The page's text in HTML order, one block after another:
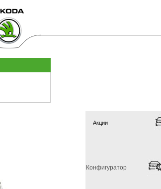
Акции
Конфигуратор